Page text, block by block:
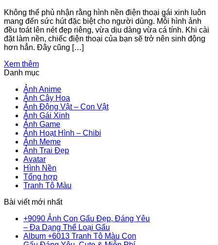
Không thể phủ nhận rằng hình nền điện thoại gái xinh luôn
mang đến sức hút đặc biệt cho người dùng. Mỗi hình ảnh
đều toát lên nét đẹp riêng, vừa dịu dàng vừa cá tính. Khi cài
đặt làm nền, chiếc điện thoại của bạn sẽ trở nên sinh động
hơn hẳn. Đây cũng […]
Xem thêm
Danh mục
Ảnh Anime
Ảnh Cây Hoa
Ảnh Động Vật – Con Vật
Ảnh Gái Xinh
Ảnh Game
Ảnh Hoạt Hình – Chibi
Ảnh Meme
Ảnh Trai Đẹp
Avatar
Hình Nền
Tổng hợp
Tranh Tô Màu
Bài viết mới nhất
+9090 Ảnh Con Gấu Đẹp, Đáng Yêu
– Đa Dạng Thể Loại Gấu
có
Album +6013 Tranh Tô Màu Con